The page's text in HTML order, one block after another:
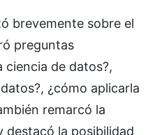
brevemente sobre el
preguntas
ciencia de datos?,
¿cómo aplicarla
remarcó la
destacó la posibilidad